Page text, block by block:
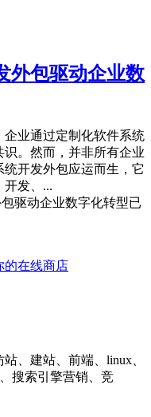
外包驱动企业数
业通过定制化软件系统
。然而，并非所有企业
开发外包应运而生，它
开发、...
驱动企业数字化转型已
的在线商店
、建站、前端、linux、
搜索引擎营销、竞